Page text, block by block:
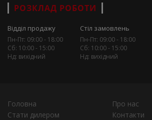
РОЗКЛАД РОБОТИ
Відділ продажу
Пн-Пт: 09:00 - 18:00
Сб: 10:00 - 15:00
Нд: вихідний
Стіл замовлень
Пн-Пт: 09:00 - 18:00
Сб: 10:00 - 15:00
Нд: вихідний
Головна
Про нас
Стати дилером
Контакти